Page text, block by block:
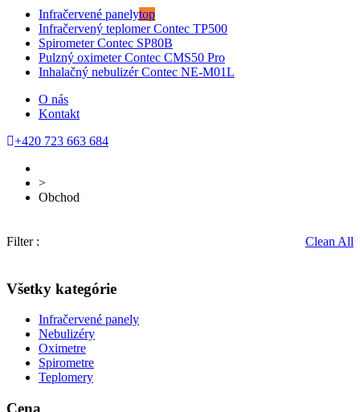
Infračervené panelytop
Infračervený teplomer Contec TP500
Spirometer Contec SP80B
Pulzný oximeter Contec CMS50 Pro
Inhalačný nebulizér Contec NE-M01L
O nás
Kontakt
+420 723 663 684
>
Obchod
Filter : Clean All
Všetky kategórie
Infračervené panely
Nebulizéry
Oximetre
Spirometre
Teplomery
Cena